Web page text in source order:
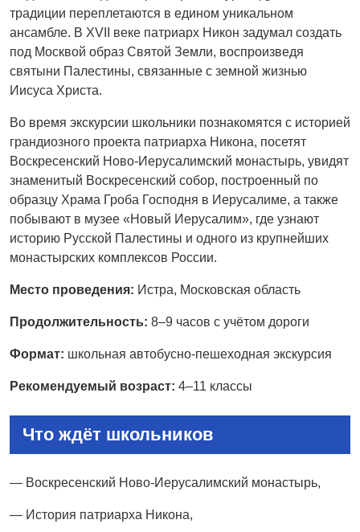
традиции переплетаются в едином уникальном
ансамбле. В XVII веке патриарх Никон задумал создать
под Москвой образ Святой Земли, воспроизведя
святыни Палестины, связанные с земной жизнью
Иисуса Христа.
Во время экскурсии школьники познакомятся с историей
грандиозного проекта патриарха Никона, посетят
Воскресенский Ново-Иерусалимский монастырь, увидят
знаменитый Воскресенский собор, построенный по
образцу Храма Гроба Господня в Иерусалиме, а также
побывают в музее «Новый Иерусалим», где узнают
историю Русской Палестины и одного из крупнейших
монастырских комплексов России.
Место проведения: Истра, Московская область
Продолжительность: 8–9 часов с учётом дороги
Формат: школьная автобусно-пешеходная экскурсия
Рекомендуемый возраст: 4–11 классы
Что ждёт школьников
— Воскресенский Ново-Иерусалимский монастырь,
— История патриарха Никона,